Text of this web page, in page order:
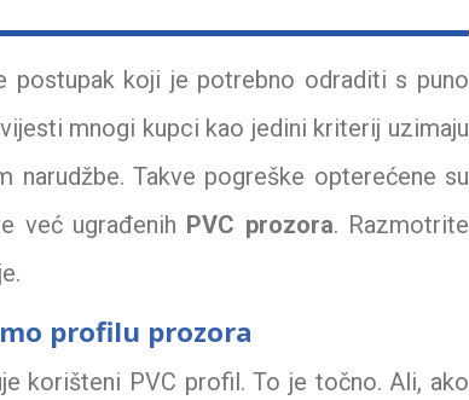
postupak koji je potrebno odraditi s puno
mnogi kupci kao jedini kriterij uzimaju
Takve pogreške opterećene su
već ugrađenih PVC prozora. Razmotrite
profilu prozora
korišteni PVC profil. To je točno. Ali, ako